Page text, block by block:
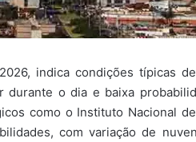
indica condições típicas
o dia e baixa
como o Instituto Nacional
com variação de